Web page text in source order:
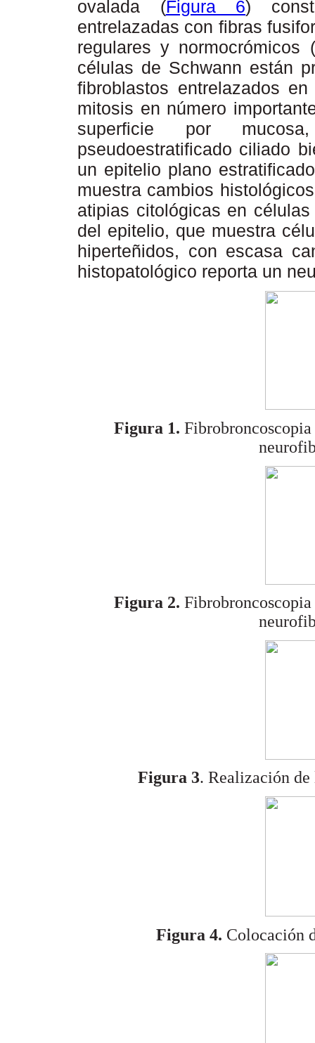
ovalada (Figura 6)
entrelazadas con fibras
regulares y normocrómicos (
células de Schwann están
fibroblastos entrelazados
mitosis en número
superficie por
pseudoestratificado ciliado
un epitelio plano
muestra cambios
atipias citológicas en
del epitelio, que muestra
hiperteñidos, con escasa
histopatológico reporta un
Figura 1.
Figura 2.
Figura 3. Realización
Figura 4. Colocación